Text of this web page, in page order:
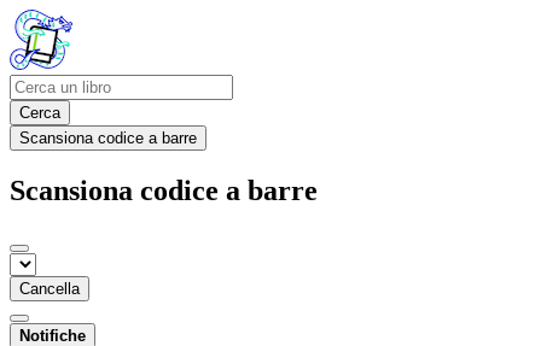
Cerca
Scansiona codice a barre
Scansiona codice a barre
Cancella
Notifiche